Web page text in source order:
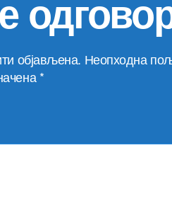
објављена. Неопходна
*